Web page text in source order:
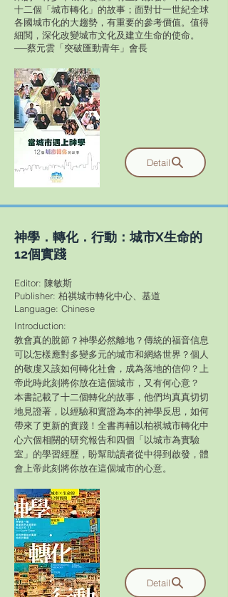
十二個「城市轉化」的故事；面對廿一世紀全球
各國城市化的大趨勢，有重要的參考價值。值得
細閲，深化改變城市文化及建立生命的使命。
──蔡元雲「突破匯動青年」會長
Detail
神學．轉化．行動：城市X生命的
12個實踐
Editor: 陳敏斯
Publisher: 柏祺城巿轉化中心、基道
​Language: Chinese
Introduction:
教會真的脫節？神學必然離地？傳統的福音信息
可以怎樣應對多變多元的城市和網絡世界？個人
的敬虔又該如何轉化社會，成為落地的信仰？上
帝此時此刻將你放在這個城市，又有何心意？
本書記載了十二個轉化的故事，他們均真真切切
地見證著，以經驗和實證為本的神學反思，如何
帶來了更新的實踐！全書再輔以柏祺城市轉化中
心六個相關的研究報告和四個「以城市為實驗
室」的學習經歷，盼幫助讀者從中得到啟發，體
會上帝此刻將你放在這個城市的心意。
Detail